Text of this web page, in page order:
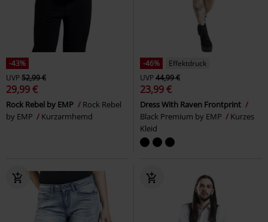
-43%
UVP52,99 €
29,99 €
Rock Rebel by EMP
Rock Rebel
by EMP
Kurzarmhemd
-46%
Effektdruck
UVP44,99 €
23,99 €
Dress With Raven Frontprint
Black Premium by EMP
Kurzes
Kleid